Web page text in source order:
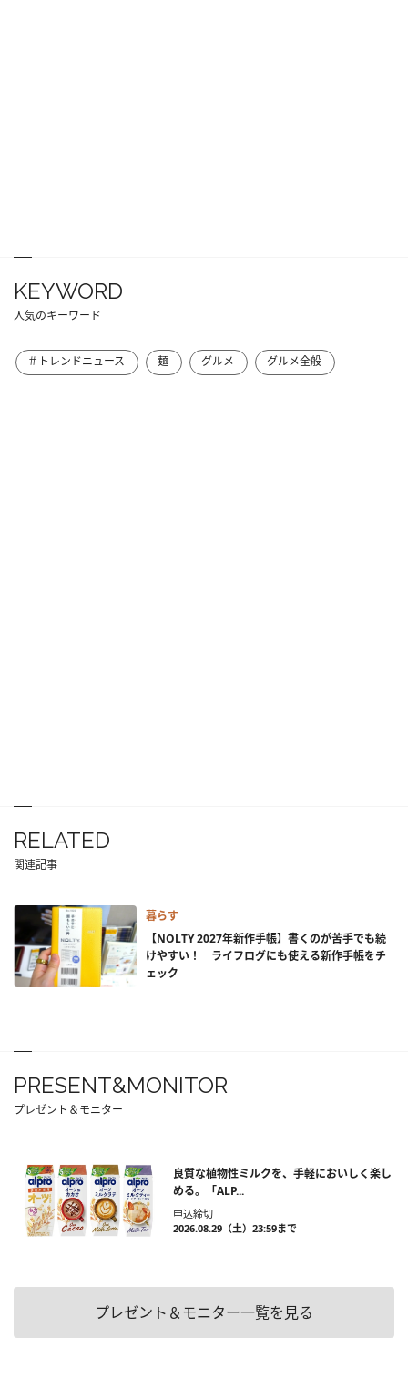
KEYWORD
人気のキーワード
＃トレンドニュース 麺 グルメ グルメ全般
RELATED
関連記事
暮らす
【NOLTY 2027年新作手帳】書くのが苦手でも続
けやすい！ ライフログにも使える新作手帳をチ
ェック
PRESENT&MONITOR
プレゼント＆モニター
良質な植物性ミルクを、手軽においしく楽し
める。「ALP...
申込締切
2026.08.29（土）23:59まで
プレゼント＆モニター一覧を見る